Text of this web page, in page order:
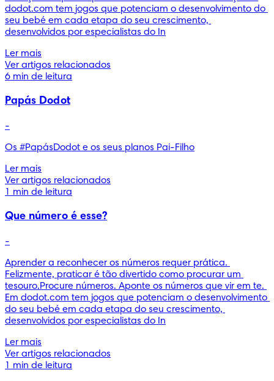
dodot.com tem jogos que potenciam o desenvolvimento do
seu bebé em cada etapa do seu crescimento,
desenvolvidos por especialistas do In
Ler mais
Ver artigos relacionados
6 min de leitura
Papás Dodot
-
Os #PapásDodot e os seus planos Pai-Filho
Ler mais
Ver artigos relacionados
1 min de leitura
Que número é esse?
-
Aprender a reconhecer os números requer prática.
Felizmente, praticar é tão divertido como procurar um
tesouro.Procure números. Aponte os números que vir em te.
Em dodot.com tem jogos que potenciam o desenvolvimento
do seu bebé em cada etapa do seu crescimento,
desenvolvidos por especialistas do In
Ler mais
Ver artigos relacionados
1 min de leitura